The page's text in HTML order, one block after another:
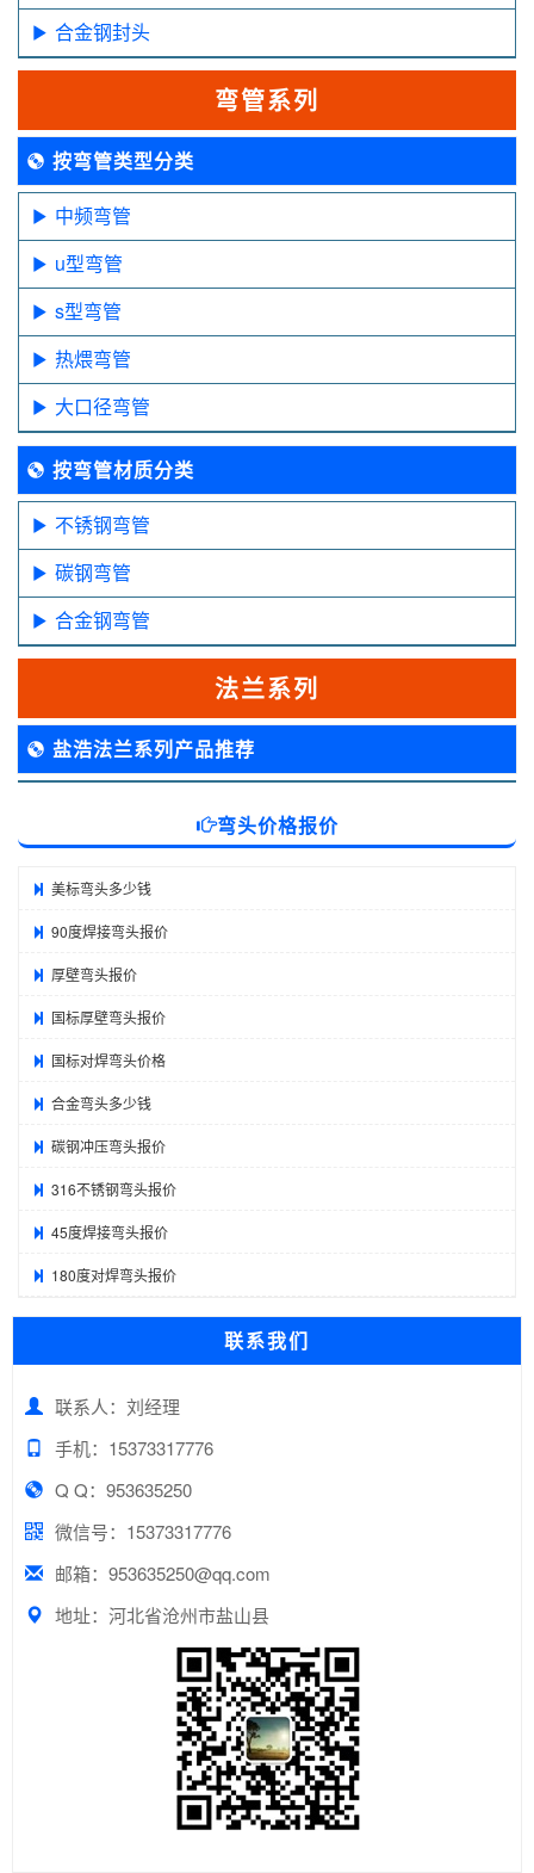
合金钢封头
弯管系列
按弯管类型分类
中频弯管
u型弯管
s型弯管
热煨弯管
大口径弯管
按弯管材质分类
不锈钢弯管
碳钢弯管
合金钢弯管
法兰系列
盐浩法兰系列产品推荐
弯头价格报价
美标弯头多少钱
90度焊接弯头报价
厚壁弯头报价
国标厚壁弯头报价
国标对焊弯头价格
合金弯头多少钱
碳钢冲压弯头报价
316不锈钢弯头报价
45度焊接弯头报价
180度对焊弯头报价
联系我们
联系人：刘经理
手机：15373317776
Q Q：953635250
微信号：15373317776
邮箱：953635250@qq.com
地址：河北省沧州市盐山县